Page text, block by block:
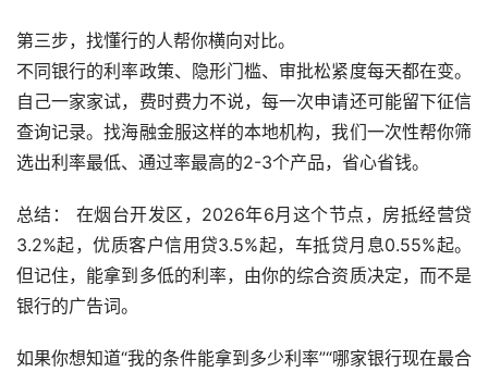
第三步，找懂行的人帮你横向对比。
不同银行的利率政策、隐形门槛、审批松紧度每天都在变。
自己一家家试，费时费力不说，每一次申请还可能留下征信
查询记录。找海融金服这样的本地机构，我们一次性帮你筛
选出利率最低、通过率最高的2-3个产品，省心省钱。
总结： 在烟台开发区，2026年6月这个节点，房抵经营贷
3.2%起，优质客户信用贷3.5%起，车抵贷月息0.55%起。
但记住，能拿到多低的利率，由你的综合资质决定，而不是
银行的广告词。
如果你想知道“我的条件能拿到多少利率”“哪家银行现在最合